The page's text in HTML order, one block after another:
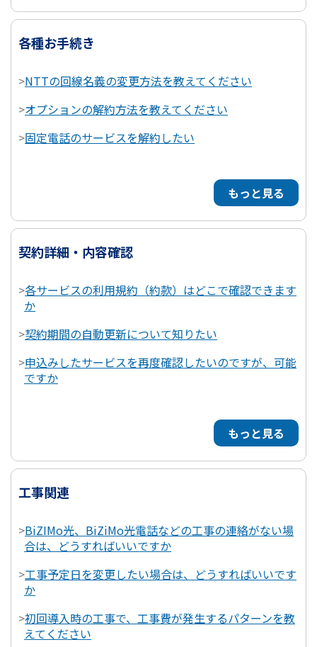
各種お手続き
>NTTの回線名義の変更方法を教えてください
>オプションの解約方法を教えてください
>固定電話のサービスを解約したい
もっと見る
契約詳細・内容確認
>各サービスの利用規約（約款）はどこで確認できます
か
>契約期間の自動更新について知りたい
>申込みしたサービスを再度確認したいのですが、可能
ですか
もっと見る
工事関連
>BiZIMo光、BiZiMo光電話などの工事の連絡がない場
合は、どうすればいいですか
>工事予定日を変更したい場合は、どうすればいいです
か
>初回導入時の工事で、工事費が発生するパターンを教
えてください